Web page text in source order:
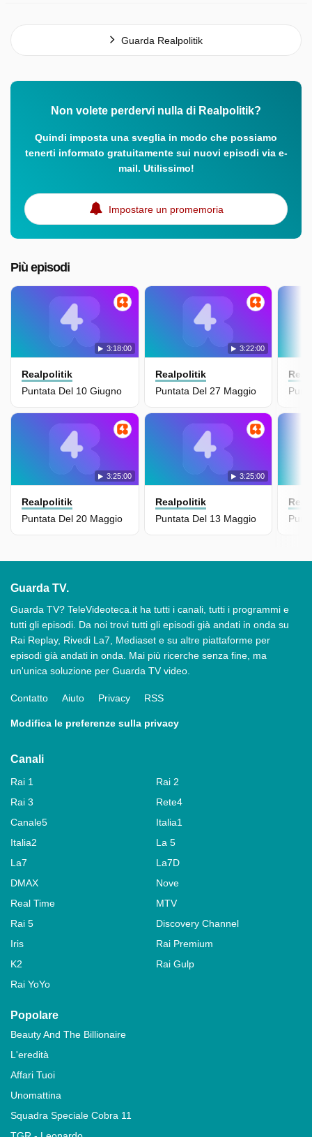
Guarda Realpolitik
Non volete perdervi nulla di Realpolitik?
Quindi imposta una sveglia in modo che possiamo
tenerti informato gratuitamente sui nuovi episodi via e-
mail. Utilissimo!
Impostare un promemoria
Più episodi
3:18:00
Realpolitik
Puntata Del 10 Giugno
3:22:00
Realpolitik
Puntata Del 27 Maggio
3:25:00
Realpolitik
Puntata Del 20 Maggio
3:25:00
Realpolitik
Puntata Del 13 Maggio
Guarda TV.
Guarda TV? TeleVideoteca.it ha tutti i canali, tutti i programmi e
tutti gli episodi. Da noi trovi tutti gli episodi già andati in onda su
Rai Replay, Rivedi La7, Mediaset e su altre piattaforme per
episodi già andati in onda. Mai più ricerche senza fine, ma
un'unica soluzione per Guarda TV video.
Contatto Aiuto Privacy RSS
Modifica le preferenze sulla privacy
Canali
Rai 1
Rai 2
Rai 3
Rete4
Canale5
Italia1
Italia2
La 5
La7
La7D
DMAX
Nove
Real Time
MTV
Rai 5
Discovery Channel
Iris
Rai Premium
K2
Rai Gulp
Rai YoYo
Popolare
Beauty And The Billionaire
L'eredità
Affari Tuoi
Unomattina
Squadra Speciale Cobra 11